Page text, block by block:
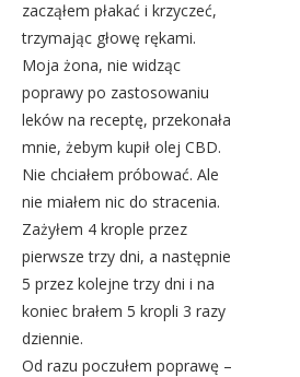
zacząłem płakać i krzyczeć,
trzymając głowę rękami.
Moja żona, nie widząc
poprawy po zastosowaniu
leków na receptę, przekonała
mnie, żebym kupił olej CBD.
Nie chciałem próbować. Ale
nie miałem nic do stracenia.
Zażyłem 4 krople przez
pierwsze trzy dni, a następnie
5 przez kolejne trzy dni i na
koniec brałem 5 kropli 3 razy
dziennie.
Od razu poczułem poprawę –